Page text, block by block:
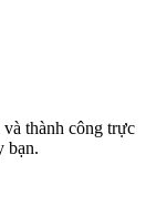
thành công trực
bạn.